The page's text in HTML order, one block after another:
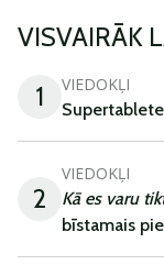
VISVAIRĀK
1
VIEDOKĻI
2
VIEDOKĻI
Kā es varu
bīstamais